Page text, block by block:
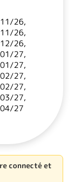
26,
26,
26,
27,
27,
27,
27,
27,
27
connecté et